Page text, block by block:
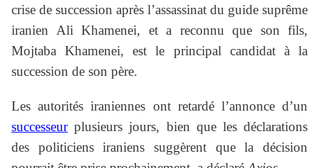
crise de succession après l’assassinat du guide suprême
iranien Ali Khamenei, et a reconnu que son fils,
Mojtaba Khamenei, est le principal candidat à la
succession de son père.
Les autorités iraniennes ont retardé l’annonce d’un
successeurplusieurs jours, bien que les déclarations
des politiciens iraniens suggèrent que la décision